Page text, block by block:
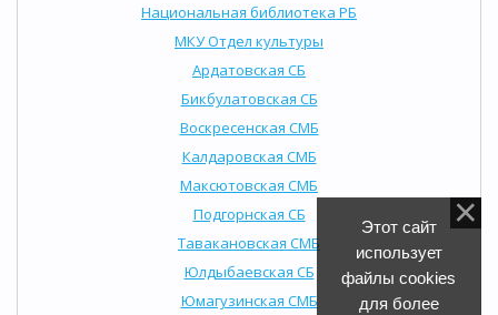
Национальная библиотека РБ
МКУ Отдел культуры
Ардатовская СБ
Бикбулатовская СБ
Воскресенская СМБ
Калдаровская СМБ
Максютовская СМБ
Подгорнская СБ
Тавакановская СМБ
Юлдыбаевская СБ
Юмагузинская СМБ
Этот сайт
использует
файлы cookies
для более